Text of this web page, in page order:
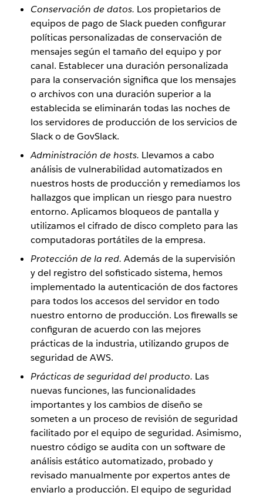
Conservación de datos. Los propietarios de
equipos de pago de Slack pueden configurar
políticas personalizadas de conservación de
mensajes según el tamaño del equipo y por
canal. Establecer una duración personalizada
para la conservación significa que los mensajes
o archivos con una duración superior a la
establecida se eliminarán todas las noches de
los servidores de producción de los servicios de
Slack o de GovSlack.
Administración de hosts. Llevamos a cabo
análisis de vulnerabilidad automatizados en
nuestros hosts de producción y remediamos los
hallazgos que implican un riesgo para nuestro
entorno. Aplicamos bloqueos de pantalla y
utilizamos el cifrado de disco completo para las
computadoras portátiles de la empresa.
Protección de la red. Además de la supervisión
y del registro del sofisticado sistema, hemos
implementado la autenticación de dos factores
para todos los accesos del servidor en todo
nuestro entorno de producción. Los firewalls se
configuran de acuerdo con las mejores
prácticas de la industria, utilizando grupos de
seguridad de AWS.
Prácticas de seguridad del producto. Las
nuevas funciones, las funcionalidades
importantes y los cambios de diseño se
someten a un proceso de revisión de seguridad
facilitado por el equipo de seguridad. Asimismo,
nuestro código se audita con un software de
análisis estático automatizado, probado y
revisado manualmente por expertos antes de
enviarlo a producción. El equipo de seguridad